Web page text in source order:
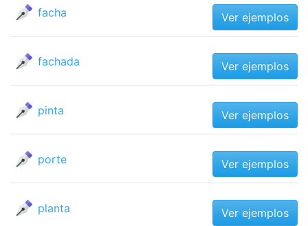
facha Ver ejemplos
fachada Ver ejemplos
pinta Ver ejemplos
porte Ver ejemplos
planta Ver ejemplos